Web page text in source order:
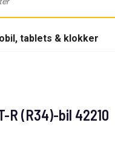
tablets & klokker
R (R34)-bil 42210